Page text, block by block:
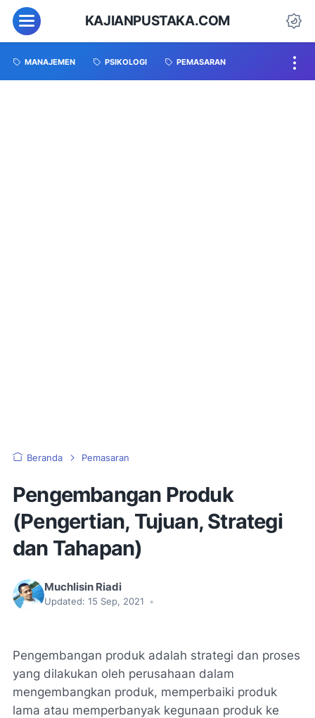
KAJIANPUSTAKA.COM
MANAJEMEN PSIKOLOGI PEMASARAN
Beranda Pemasaran
Pengembangan Produk
(Pengertian, Tujuan, Strategi
dan Tahapan)
Muchlisin Riadi
Updated: 15 Sep, 2021 •
Pengembangan produk adalah strategi dan proses
yang dilakukan oleh perusahaan dalam
mengembangkan produk, memperbaiki produk
lama atau memperbanyak kegunaan produk ke